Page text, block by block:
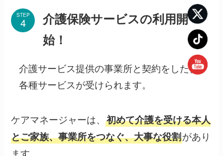
STEP
介護保険サービスの利用開
始！
介護サービス提供の事業所と契約をした後、
各種サービスが受けられます。
ケアマネージャーは、初めて介護を受ける本人
とご家族、事業所をつなぐ、大事な役割があり
ます。